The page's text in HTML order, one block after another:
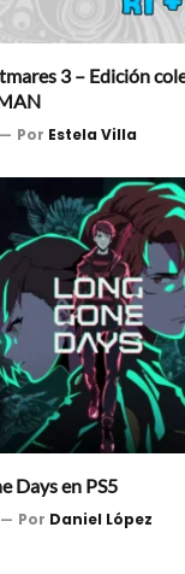
3 – Edición
Por Estela Villa
Days en PS5
Por Daniel López